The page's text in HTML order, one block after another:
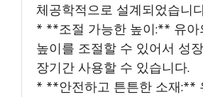
체공학적으로 설계되었습니
* **조절 가능한 높이:** 유아
높이를 조절할 수 있어서 성
장기간 사용할 수 있습니다.
* **안전하고 튼튼한 소재:**